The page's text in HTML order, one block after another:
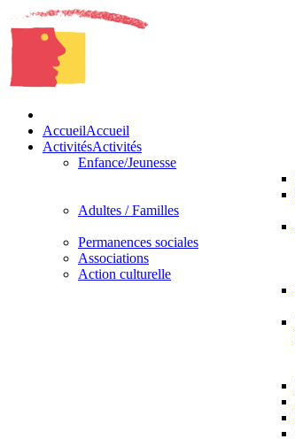
AccueilAccueil
ActivitésActivités
Enfance/Jeunesse
Adultes / Familles
Permanences sociales
Associations
Action culturelle